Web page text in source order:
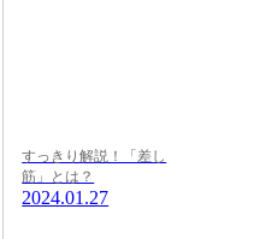
すっきり解説！「差し
筋」とは？
2024.01.27